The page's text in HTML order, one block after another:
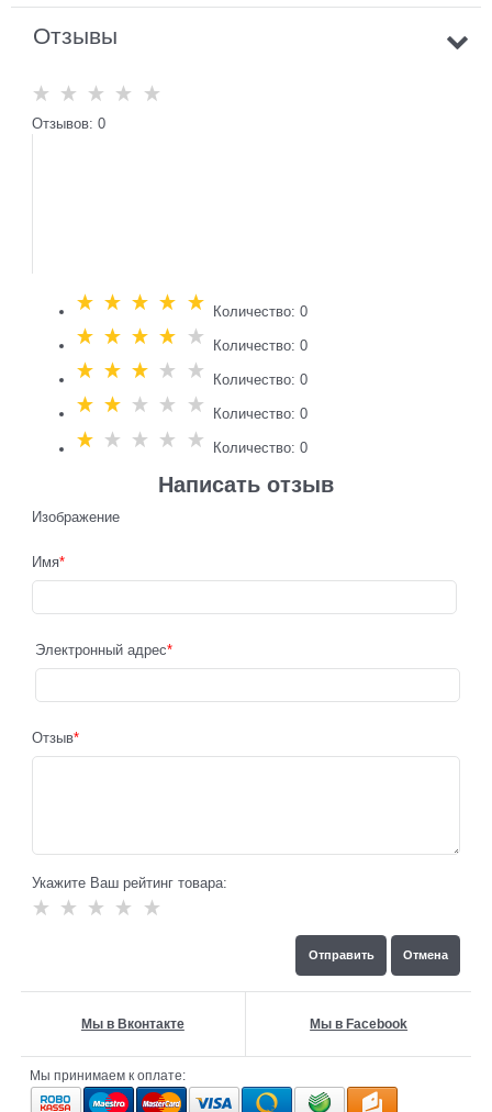
Отзывы
Отзывов: 0
Количество: 0
Количество: 0
Количество: 0
Количество: 0
Количество: 0
Написать отзыв
Изображение
Имя
Электронный адрес
Отзыв
Укажите Ваш рейтинг товара:
Мы в Вконтакте Мы в Facebook
Мы принимаем к оплате: